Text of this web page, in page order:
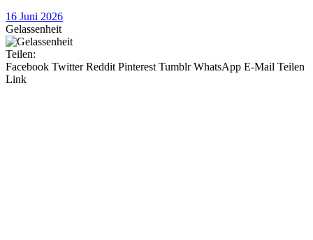
16 Juni 2026
Gelassenheit
Teilen:
Facebook Twitter Reddit Pinterest Tumblr WhatsApp E-Mail Teilen
Link